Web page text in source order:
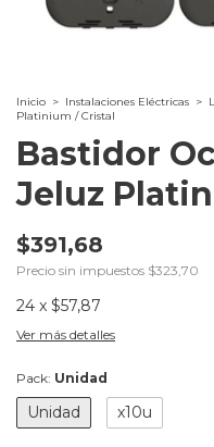
Inicio > Instalaciones Eléctricas >
Platinium / Cristal
Bastidor
Jeluz
$391,68
Precio sin impuestos $323,70
24 x $57,87
Ver más detalles
Pack: Unidad
Unidad x10u